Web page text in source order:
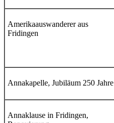
Amerikaauswanderer aus
Fridingen
Annakapelle, Jubiläum 250 Jahre
Annaklause in Fridingen,